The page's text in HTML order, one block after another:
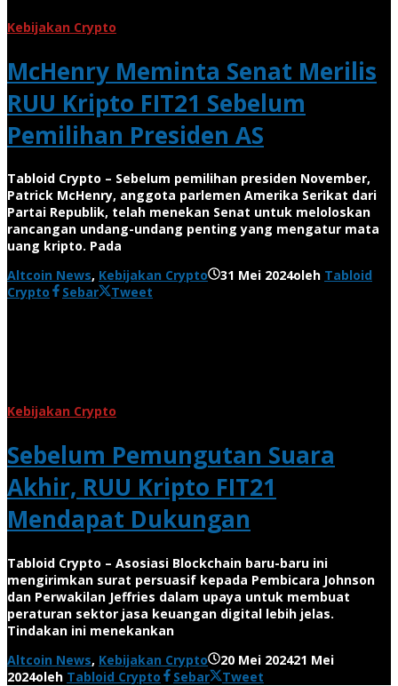
Kebijakan Crypto
McHenry Meminta Senat Merilis
RUU Kripto FIT21 Sebelum
Pemilihan Presiden AS
Tabloid Crypto – Sebelum pemilihan presiden November,
Patrick McHenry, anggota parlemen Amerika Serikat dari
Partai Republik, telah menekan Senat untuk meloloskan
rancangan undang-undang penting yang mengatur mata
uang kripto. Pada
Altcoin News, Kebijakan Crypto 31 Mei 2024oleh Tabloid
Crypto
Sebar Tweet
Kebijakan Crypto
Sebelum Pemungutan Suara
Akhir, RUU Kripto FIT21
Mendapat Dukungan
Tabloid Crypto – Asosiasi Blockchain baru-baru ini
mengirimkan surat persuasif kepada Pembicara Johnson
dan Perwakilan Jeffries dalam upaya untuk membuat
peraturan sektor jasa keuangan digital lebih jelas.
Tindakan ini menekankan
Altcoin News, Kebijakan Crypto 20 Mei 202421 Mei
2024oleh Tabloid Crypto Sebar Tweet